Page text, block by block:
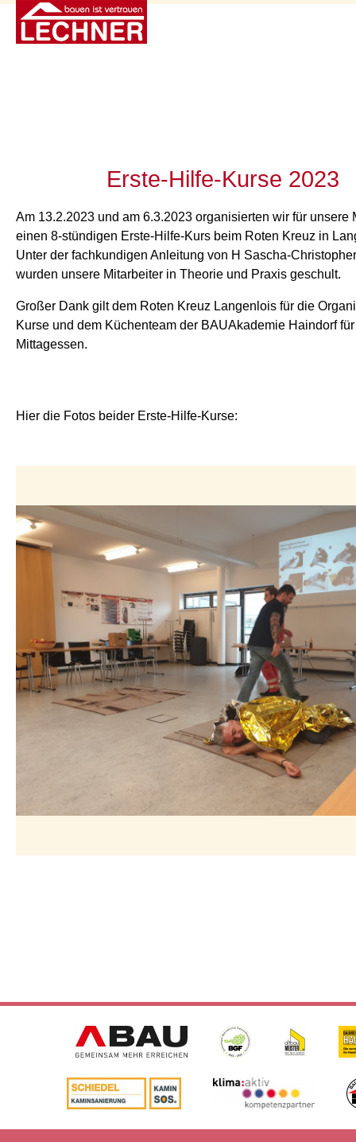
Erste-Hilfe-Kurse 2023
Am 13.2.2023 und am 6.3.2023 organisierten wir für unsere
einen 8-stündigen Erste-Hilfe-Kurs beim Roten Kreuz in
Unter der fachkundigen Anleitung von H Sascha-
wurden unsere Mitarbeiter in Theorie und Praxis geschult.
Großer Dank gilt dem Roten Kreuz Langenlois für die
Kurse und dem Küchenteam der BAUAkademie Haindorf
Mittagessen.
Hier die Fotos beider Erste-Hilfe-Kurse: